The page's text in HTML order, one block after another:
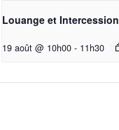
Louange et Intercession
19 août @ 10h00 - 11h30